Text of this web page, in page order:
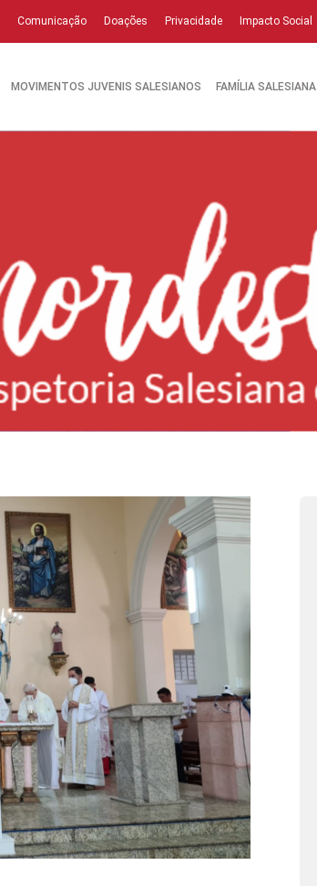
Comunicação Doações Privacidade Impacto Social
MOVIMENTOS JUVENIS SALESIANOS FAMÍLIA SALESIANA